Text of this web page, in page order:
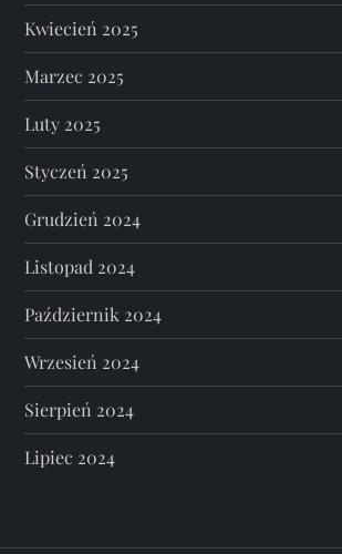
Kwiecień 2025
Marzec 2025
Luty 2025
Styczeń 2025
Grudzień 2024
Listopad 2024
Październik 2024
Wrzesień 2024
Sierpień 2024
Lipiec 2024